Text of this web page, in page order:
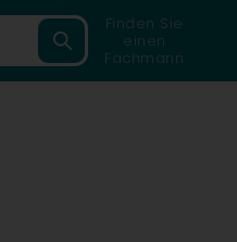
Finden Sie
einen
Fachmann